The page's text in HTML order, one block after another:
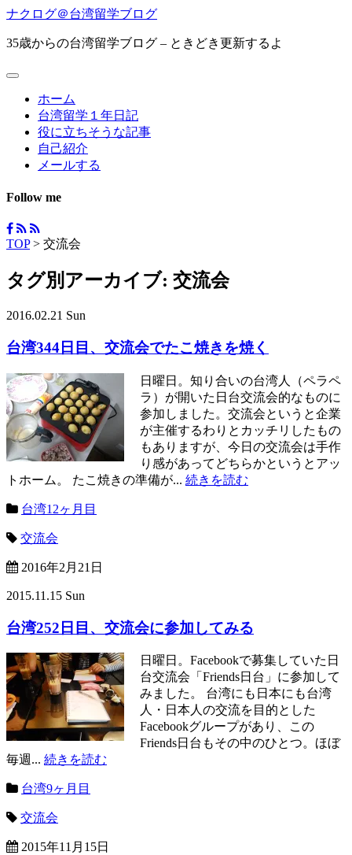
ナクログ＠台湾留学ブログ
35歳からの台湾留学ブログ – ときどき更新するよ
ホーム
台湾留学１年日記
役に立ちそうな記事
自己紹介
メールする
Follow me
TOP> 交流会
タグ別アーカイブ: 交流会
2016.02.21 Sun
台湾344日目、交流会でたこ焼きを焼く
日曜日。知り合いの台湾人（ペラペ
ラ）が開いた日台交流会的なものに
参加しました。交流会というと企業
が主催するわりとカッチリしたもの
もありますが、今日の交流会は手作
り感があってどちらかというとアッ
トホーム。 たこ焼きの準備が... 続きを読む
台湾12ヶ月目
交流会
2016年2月21日
2015.11.15 Sun
台湾252日目、交流会に参加してみる
日曜日。Facebookで募集していた日
台交流会「Friends日台」に参加して
みました。 台湾にも日本にも台湾
人・日本人の交流を目的とした
Facebookグループがあり、この
Friends日台もその中のひとつ。ほぼ
毎週... 続きを読む
台湾9ヶ月目
交流会
2015年11月15日